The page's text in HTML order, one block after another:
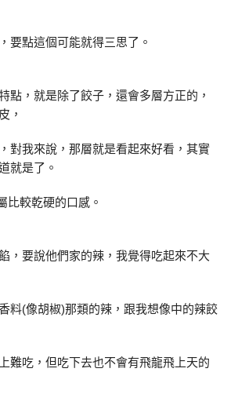
要點這個可能就得三思了。
點，就是除了餃子，還會多層方正的，
，
對我來說，那層就是看起來好看，其實
就是了。
比較乾硬的口感。
，要說他們家的辣，我覺得吃起來不大
料(像胡椒)那類的辣，跟我想像中的辣餃
難吃，但吃下去也不會有飛龍飛上天的